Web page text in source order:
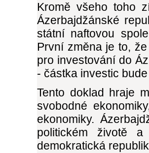
Kromě všeho toho
Ázerbajdžánské
státní naftovou
První změna je to,
pro investování do
- částka investic
Tento doklad hraje
svobodné
ekonomiky.
politickém životě
demokratická